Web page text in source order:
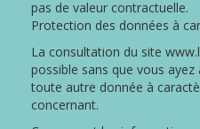
pas de valeur contractuelle.
Protection des données à
La consultation du site
possible sans que vous
toute autre donnée à
concernant.